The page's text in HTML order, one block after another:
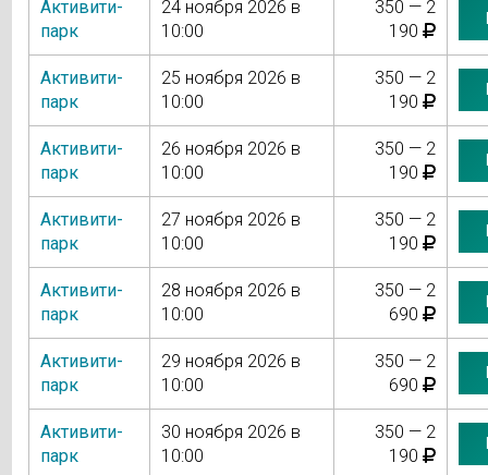
Активити-
парк
24 ноября 2026 в
10:00
350 — 2
190
Активити-
парк
25 ноября 2026 в
10:00
350 — 2
190
Активити-
парк
26 ноября 2026 в
10:00
350 — 2
190
Активити-
парк
27 ноября 2026 в
10:00
350 — 2
190
Активити-
парк
28 ноября 2026 в
10:00
350 — 2
690
Активити-
парк
29 ноября 2026 в
10:00
350 — 2
690
Активити-
парк
30 ноября 2026 в
10:00
350 — 2
190